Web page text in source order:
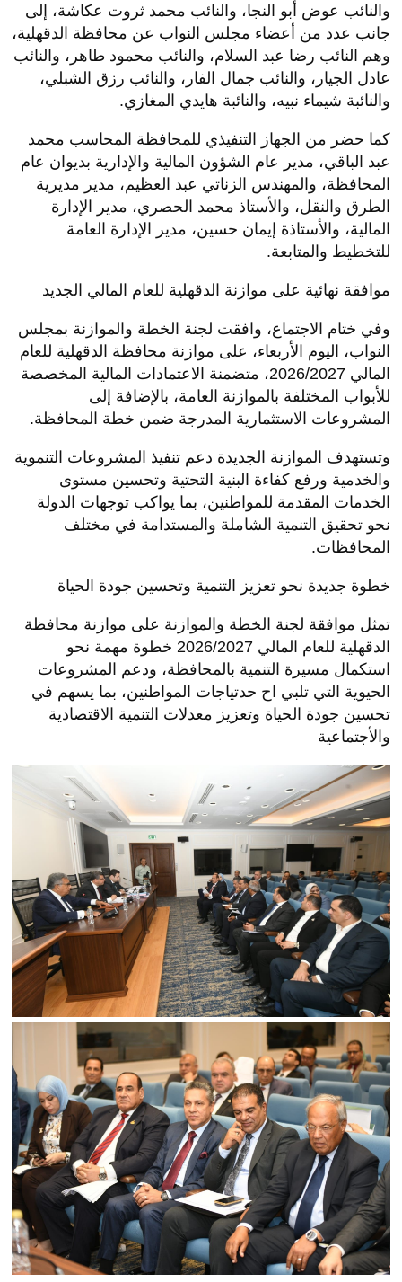
والنائب عوض أبو النجا، والنائب محمد ثروت عكاشة، إلى
جانب عدد من أعضاء مجلس النواب عن محافظة الدقهلية،
وهم النائب رضا عبد السلام، والنائب محمود طاهر، والنائب
عادل الجيار، والنائب جمال الفار، والنائب رزق الشبلي،
والنائبة شيماء نبيه، والنائبة هايدي المغازي.
كما حضر من الجهاز التنفيذي للمحافظة المحاسب محمد
عبد الباقي، مدير عام الشؤون المالية والإدارية بديوان عام
المحافظة، والمهندس الزناتي عبد العظيم، مدير مديرية
الطرق والنقل، والأستاذ محمد الحصري، مدير الإدارة
المالية، والأستاذة إيمان حسين، مدير الإدارة العامة
للتخطيط والمتابعة.
موافقة نهائية على موازنة الدقهلية للعام المالي الجديد
وفي ختام الاجتماع، وافقت لجنة الخطة والموازنة بمجلس
النواب، اليوم الأربعاء، على موازنة محافظة الدقهلية للعام
المالي 2026/2027، متضمنة الاعتمادات المالية المخصصة
للأبواب المختلفة بالموازنة العامة، بالإضافة إلى
المشروعات الاستثمارية المدرجة ضمن خطة المحافظة.
وتستهدف الموازنة الجديدة دعم تنفيذ المشروعات التنموية
والخدمية ورفع كفاءة البنية التحتية وتحسين مستوى
الخدمات المقدمة للمواطنين، بما يواكب توجهات الدولة
نحو تحقيق التنمية الشاملة والمستدامة في مختلف
المحافظات.
خطوة جديدة نحو تعزيز التنمية وتحسين جودة الحياة
تمثل موافقة لجنة الخطة والموازنة على موازنة محافظة
الدقهلية للعام المالي 2026/2027 خطوة مهمة نحو
استكمال مسيرة التنمية بالمحافظة، ودعم المشروعات
الحيوية التي تلبي اح حدتياجات المواطنين، بما يسهم في
تحسين جودة الحياة وتعزيز معدلات التنمية الاقتصادية
والأجتماعية